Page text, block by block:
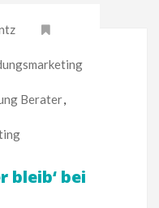
Berater,
bleib‘ bei